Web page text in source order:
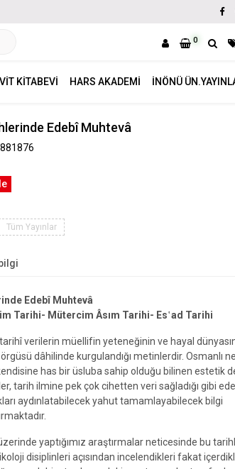
0
KITABEVI HARS AKADEMI İNÖNÜ
Edebî Muhtevâ
Tüm Yayınlar
Edebî Muhtevâ
Tarihi- Mütercim Âsım Tarihi- Es῾ad Tarihi
verilerin müellifin yeteneğinin ve hayal
dâhilinde kurgulandığı metinlerdir. Osmanlı
has bir üsluba sahip olduğu bilinen estetik
tarih ilmine pek çok cihetten veri sağladığı gibi
aydınlatabilecek yahut tamamlayabilecek bilgi
yaptığımız araştırmalar neticesinde bu
disiplinleri açısından incelendikleri fakat